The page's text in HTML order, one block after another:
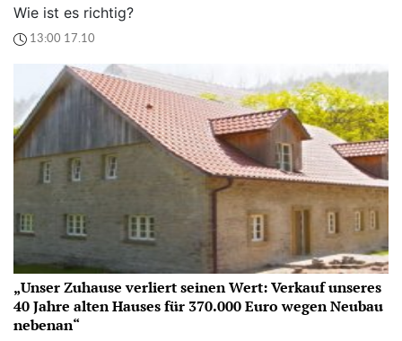
Wie ist es richtig?
13:00 17.10
„Unser Zuhause verliert seinen Wert: Verkauf unseres
40 Jahre alten Hauses für 370.000 Euro wegen Neubau
nebenan“